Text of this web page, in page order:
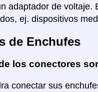
adaptador de voltaje.
ej. dispositivos
de Enchufes
los conectores
conectar sus